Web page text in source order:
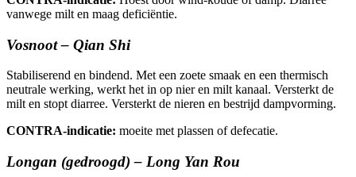
vanwege milt en maag deficiëntie.
Vosnoot – Qian Shi
Stabiliserend en bindend. Met een zoete smaak en een thermisch
neutrale werking, werkt het in op nier en milt kanaal. Versterkt de
milt en stopt diarree. Versterkt de nieren en bestrijd dampvorming.
CONTRA-indicatie: moeite met plassen of defecatie.
Longan (gedroogd) – Long Yan Rou